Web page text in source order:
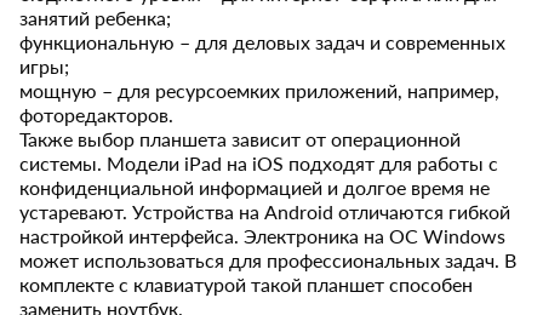
занятий ребенка;
функциональную – для деловых задач и современных
игры;
мощную – для ресурсоемких приложений, например,
фоторедакторов.
Также выбор планшета зависит от операционной
системы. Модели iPad на iOS подходят для работы с
конфиденциальной информацией и долгое время не
устаревают. Устройства на Android отличаются гибкой
настройкой интерфейса. Электроника на ОС Windows
может использоваться для профессиональных задач. В
комплекте с клавиатурой такой планшет способен
заменить ноутбук.